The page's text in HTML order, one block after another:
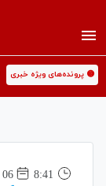
🟡 پرونده‌های ویژه خبری
8:41
06 خرداد 1405